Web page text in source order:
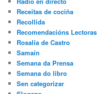
Receitas de cociña
Recollida
Recomendacións Lectoras
Rosalía de Castro
Samaín
Semana da Prensa
Semana do libro
Sen categorizar